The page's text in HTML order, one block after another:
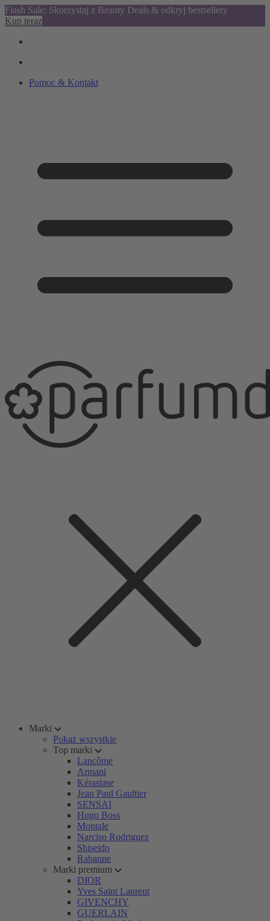
Flash Sale: Skorzystaj z Beauty Deals & odkryj bestsellery
Kup teraz
Pomoc & Kontakt
Marki
Pokaż wszystkie
Top marki
Lancôme
Armani
Kérastase
Jean Paul Gaultier
SENSAI
Hugo Boss
Montale
Narciso Rodriguez
Shiseido
Rabanne
Marki premium
DIOR
Yves Saint Laurent
GIVENCHY
GUERLAIN